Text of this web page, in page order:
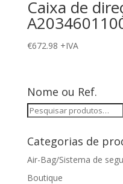
Caixa de
€672.98 +IVA
Nome ou Ref.
Pesquisar
Categorias de
Air-Bag/Sistema de
Boutique